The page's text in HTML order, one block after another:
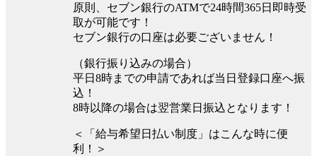
原則、セブン銀行のATMで24時間365日即時受
取が可能です！
セブン銀行の口座は必要ございません！
（銀行振り込みの場合）
平⽇8時までの申請であれば当⽇登録口座へ振
込！
8時以降の場合は翌営業⽇振込となります！
＜「給与希望日払い制度」はこんな時に便
利！＞